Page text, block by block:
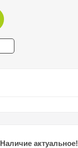
Наличие актуальное!